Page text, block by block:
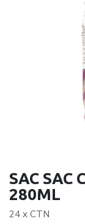
SAC SAC
280ML
24 x CTN